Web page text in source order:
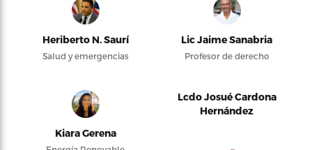
Heriberto N. Saurí
Salud y emergencias
Lic Jaime Sanabria
Profesor de derecho
Kiara Gerena
Lcdo Josué Cardona
Hernández